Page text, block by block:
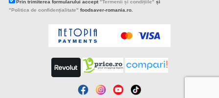
Prin trimiterea formularului accept"Termenii și condițiile" și
"Politica de confidențialitate" foodsaver-romania.ro.